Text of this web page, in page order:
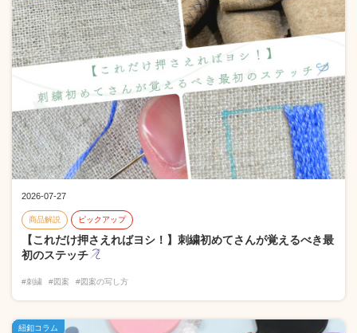
2026-07-27
商品解説 ピックアップ
【これだけ押さえればヨシ！】刺繍初めてさんが覚えるべき最
初のステッチ
#刺繍 #図案 #図案の写し方
紐釦コラム